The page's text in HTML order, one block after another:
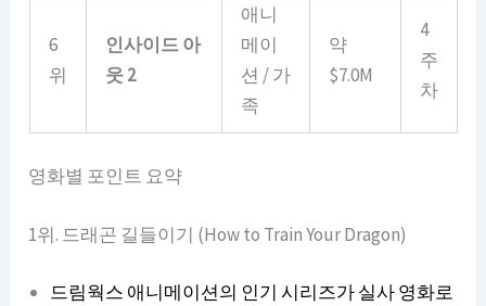
6
위
인사이드 아
웃 2
애니
메이
션 / 가
족
약
$7.0M
4
주
차
영화별 포인트 요약
1위. 드래곤 길들이기 (How to Train Your Dragon)
드림웍스 애니메이션의 인기 시리즈가 실사 영화로